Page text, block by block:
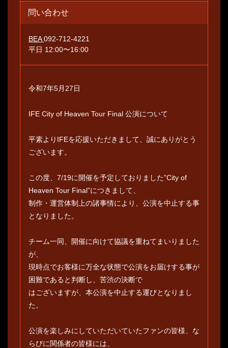
問い合わせ
BEA092-712-4221
平⽇ 12:00〜16:00
令和7年5⽉27⽇
IFE City of Heaven Tour Final 公演について
平素よりIFEを応援いただきまして、誠にありがとう
ございます。
この度、7/19に開催を予定しておりました”City of
Heaven Tour Final”につきまして、
制作・運営体制上の諸事情により、公演を中⽌する事
となりました。
チーム⼀同、開催に向けて協議を重ねてまいりました
が、
現時点でお客様に万全な状態で公演をお届けする事が
困難であると判断し、苦渋の決断で
はございますが、本公演を中⽌する運びとなりまし
た。
公演を楽しみにしていただいていたファンの皆様、な
らびに関係者の皆様には、